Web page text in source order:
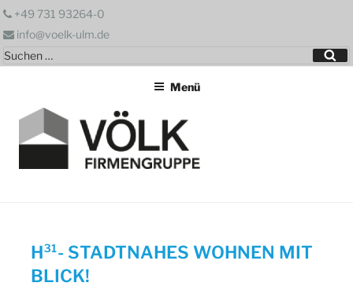
Zum
springen
+49 731 93264-0
info@voelk-ulm.de
Suchen
nach:
Menü
H³¹- STADTNAHES WOHNEN MIT
BLICK!